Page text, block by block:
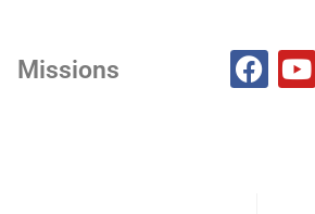
Missions